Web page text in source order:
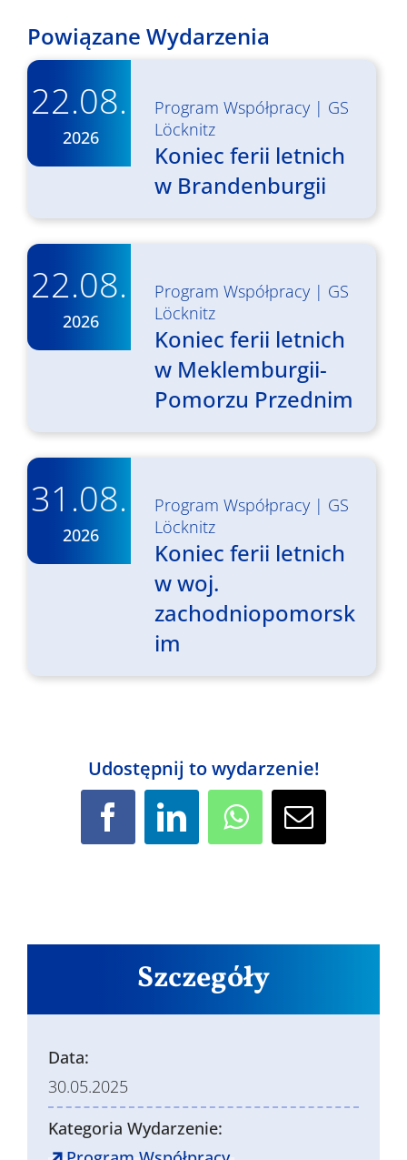
Powiązane Wydarzenia
22.08.
2026
Program Współpracy| GS
Löcknitz
Koniec ferii letnich
w Brandenburgii
22.08.
2026
Program Współpracy| GS
Löcknitz
Koniec ferii letnich
w Meklemburgii-
Pomorzu Przednim
31.08.
2026
Program Współpracy| GS
Löcknitz
Koniec ferii letnich
w woj.
zachodniopomorsk
im
Udostępnij to wydarzenie!
LinkedIn WhatsAppEmail
Szczegóły
Data:
30.05.2025
Kategoria Wydarzenie: